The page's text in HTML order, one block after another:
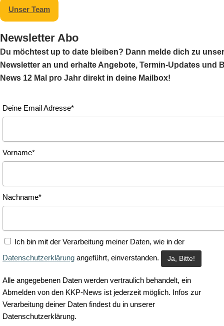
Unser Team
Newsletter Abo
Du möchtest up to date bleiben? Dann melde dich zu
Newsletter an und erhalte Angebote, Termin-Updates und
News 12 Mal pro Jahr direkt in deine Mailbox!
Deine Email Adresse*
Vorname*
Nachname*
Ich bin mit der Verarbeitung meiner Daten, wie in der
Datenschutzerklärung angeführt, einverstanden.
Alle angegebenen Daten werden vertraulich behandelt, ein
Abmelden von den KKP-News ist jederzeit möglich. Infos zur
Verarbeitung deiner Daten findest du in unserer
Datenschutzerklärung.